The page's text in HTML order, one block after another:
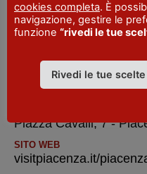
SITO WEB
IAT R Piacenza
Piazza Cavalli, 7 -
SITO WEB
visitpiacenza.it/
cookies completa. È
navigazione, gestire le
funzione “rivedi le tue
Rivedi le tue